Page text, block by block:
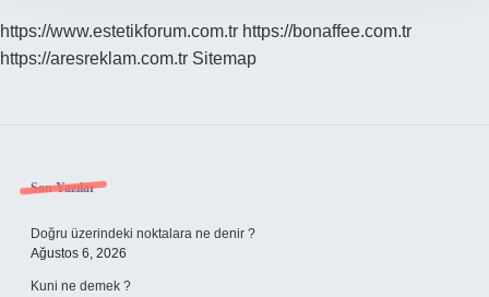
https://www.estetikforum.com.tr https://bonaffee.com.tr
https://aresreklam.com.tr Sitemap
Sidebar
Son Yazılar
Doğru üzerindeki noktalara ne denir ?
Ağustos 6, 2026
Kuni ne demek ?